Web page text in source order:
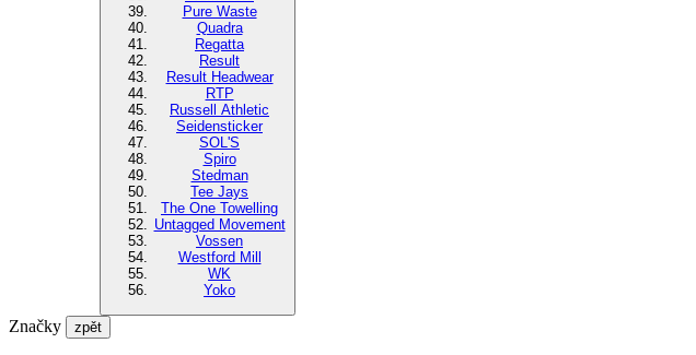
Pure Waste
Quadra
Regatta
Result
Result Headwear
RTP
Russell Athletic
Seidensticker
SOL'S
Spiro
Stedman
Tee Jays
The One Towelling
Untagged Movement
Vossen
Westford Mill
WK
Yoko
Značky zpět